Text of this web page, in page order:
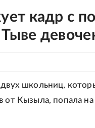
кадр с
двух школьниц,
от Кызыла, попала